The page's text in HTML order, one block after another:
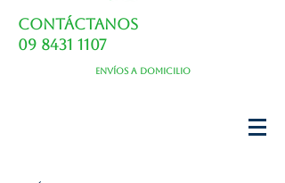
Contáctanos
09 8431 1107
Envíos a domicilio